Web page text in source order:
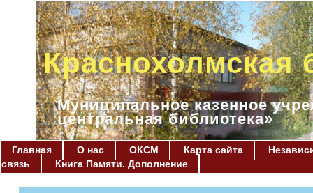
Краснохолмская
Муниципальное казенное
центральная библиотека»
Главная О нас ОКСМ Карта сайта
связь
Книга Памяти. Дополнение